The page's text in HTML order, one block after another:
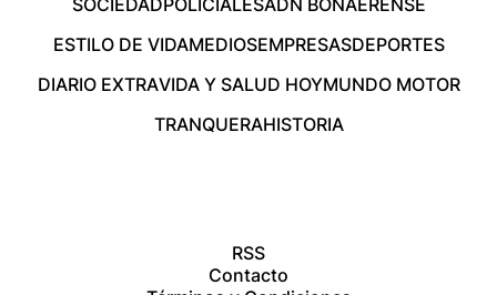
SOCIEDADPOLICIALESADN BONAERENSE
ESTILO DE VIDAMEDIOSEMPRESASDEPORTES
DIARIO EXTRAVIDA Y SALUD HOYMUNDO MOTOR
TRANQUERAHISTORIA
RSS
Contacto